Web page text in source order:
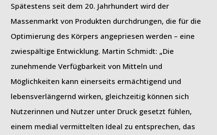
Spätestens seit dem 20. Jahrhundert wird der
Massenmarkt von Produkten durchdrungen, die für die
Optimierung des Körpers angepriesen werden – eine
zwiespältige Entwicklung. Martin Schmidt: „Die
zunehmende Verfügbarkeit von Mitteln und
Möglichkeiten kann einerseits ermächtigend und
lebensverlängernd wirken, gleichzeitig können sich
Nutzerinnen und Nutzer unter Druck gesetzt fühlen,
einem medial vermittelten Ideal zu entsprechen, das